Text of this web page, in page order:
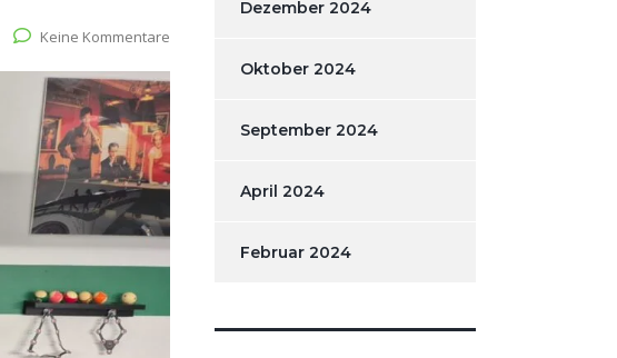
Keine Kommentare
Dezember 2024
Oktober 2024
September 2024
April 2024
Februar 2024